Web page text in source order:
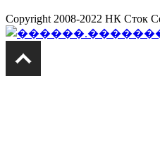
Copyright 2008-2022 НК Сток